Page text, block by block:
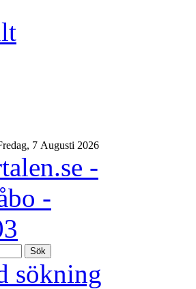
7 Αugusti 2026
Sök
sökning